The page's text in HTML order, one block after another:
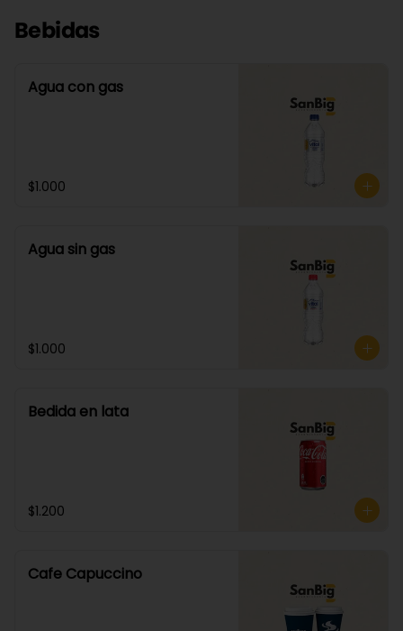
Bebidas
Agua con gas
$1.000
Agua sin gas
$1.000
Bedida en lata
$1.200
Cafe Capuccino